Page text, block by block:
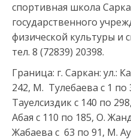
спортивная школа
государственного
физической культуры и
тел. 8 (72839) 20398.
Граница: г. Саркан: ул.:
242, М. Тулебаева с 1 по
Тауелсиздик с 140 по
Абая с 110 по 185, О.
Жабаева с 63 по 91, М.